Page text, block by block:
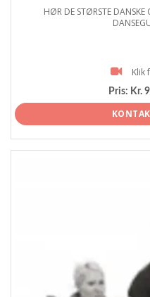
HØR DE STØRSTE
Klik
Pris: Kr.